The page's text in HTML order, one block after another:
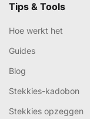
Tips & Tools
Hoe werkt het
Guides
Blog
Stekkies-kadobon
Stekkies opzeggen